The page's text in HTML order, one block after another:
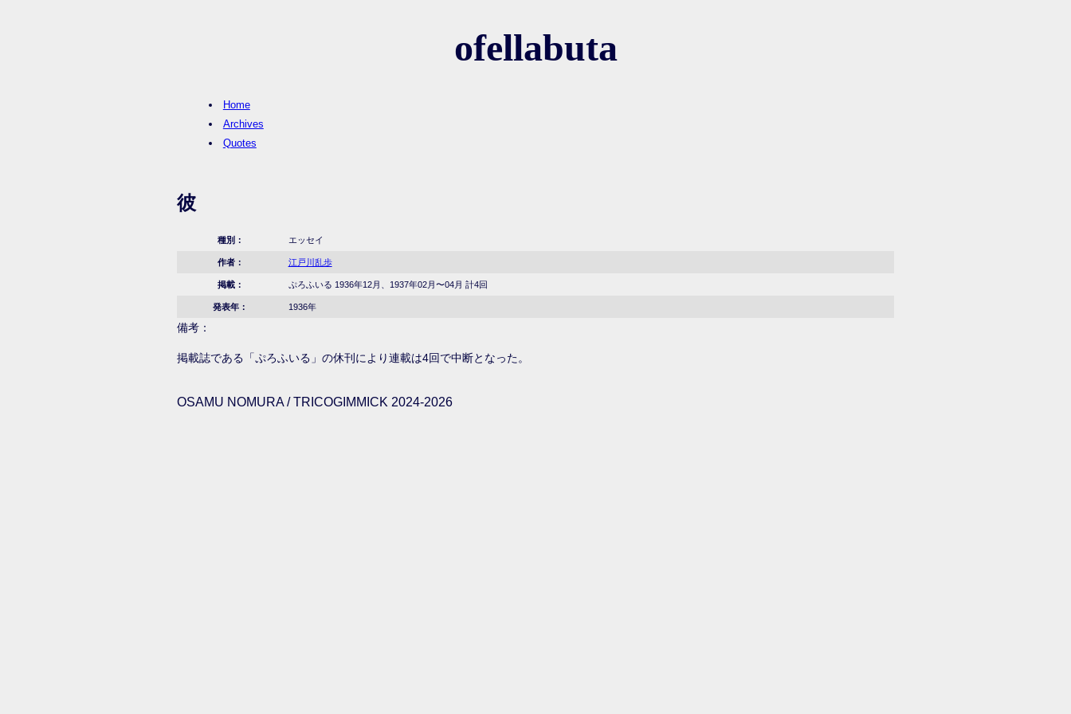
ofellabuta
Home
Archives
Quotes
彼
種別： エッセイ
作者： 江戸川乱歩
掲載： ぷろふいる 1936年12月、1937年02月〜04月 計4回
発表年： 1936年
備考：
掲載誌である「ぷろふいる」の休刊により連載は4回で中断となった。
OSAMU NOMURA / TRICOGIMMICK 2024-2026